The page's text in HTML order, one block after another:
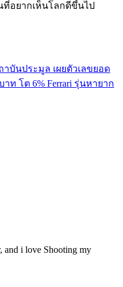
อยากเห็นโลกดีขึ้นไป
าบันประมูล เผยตัวเลขยอด
ท โต 6% Ferrari รุ่นหายาก
and i love Shooting my